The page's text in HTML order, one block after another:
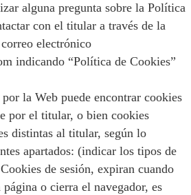
alguna pregunta sobre la Política
con el titular a través de la
electrónico
indicando “Política de Cookies”
la Web puede encontrar cookies
por el titular, o bien cookies
distintas al titular, según lo
apartados: (indicar los tipos de
de sesión, expiran cuando
o cierra el navegador, es